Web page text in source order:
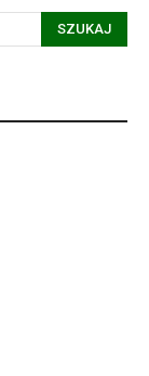
SZUKAJ